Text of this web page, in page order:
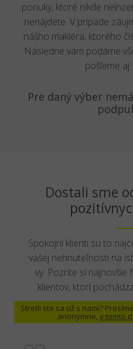
ponuky, ktoré nikde
nenájdete. V prípade
nášho makléra, ktorého
Následne vám podáme
pošleme
Pre daný výber
Dostali sme
Spokojní klienti sú to
vašej nehnuteľnosti na
vy. Pozrite si najnovšie
klientov, ktorí
Stretli ste sa už s nami?
anonymne,v tomto